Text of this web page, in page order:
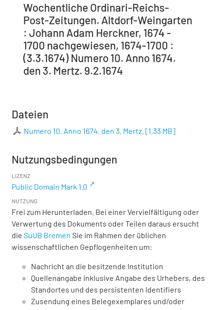
Wochentliche Ordinari-Reichs-
Post-Zeitungen. Altdorf-Weingarten
: Johann Adam Herckner, 1674 -
1700 nachgewiesen, 1674-1700 :
(3.3.1674) Numero 10. Anno 1674.
den 3. Mertz. 9.2.1674
Dateien
Numero 10. Anno 1674. den 3. Mertz. [1,33 MB]
Nutzungsbedingungen
LIZENZ
Public Domain Mark 1.0
NUTZUNG
Frei zum Herunterladen. Bei einer Vervielfältigung oder
Verwertung des Dokuments oder Teilen daraus ersucht
die SuUB Bremen Sie im Rahmen der üblichen
wissenschaftlichen Gepflogenheiten um:
Nachricht an die besitzende Institution
Quellenangabe inklusive Angabe des Urhebers, des
Standortes und des persistenten Identifiers
Zusendung eines Belegexemplares und/oder